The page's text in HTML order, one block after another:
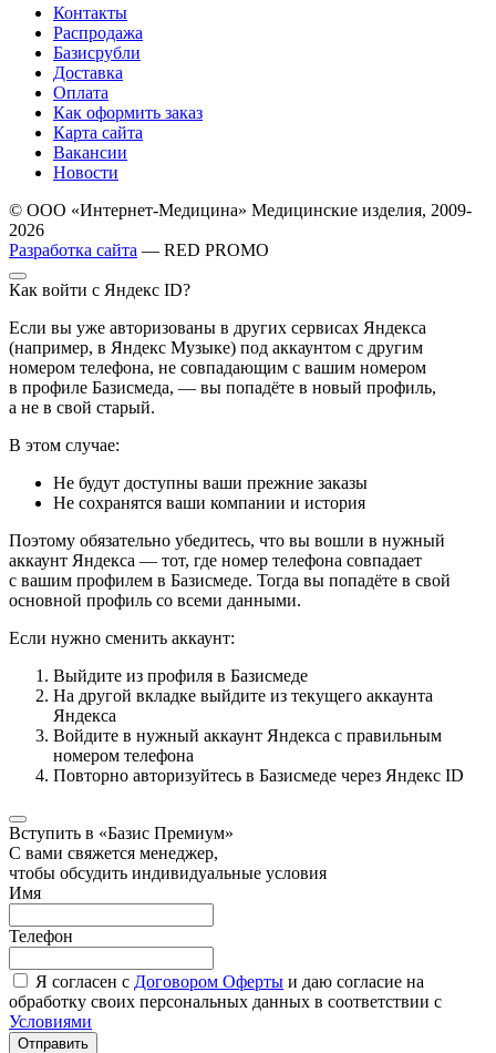
Контакты
Распродажа
Базисрубли
Доставка
Оплата
Как оформить заказ
Карта сайта
Вакансии
Новости
© ООО «Интернет-Медицина» Медицинские изделия, 2009-
2026
Разработка сайта — RED PROMO
Как войти с Яндекс ID?
Если вы уже авторизованы в других сервисах Яндекса
(например, в Яндекс Музыке) под аккаунтом с другим
номером телефона, не совпадающим с вашим номером
в профиле Базисмеда, — вы попадёте в новый профиль,
а не в свой старый.
В этом случае:
Не будут доступны ваши прежние заказы
Не сохранятся ваши компании и история
Поэтому обязательно убедитесь, что вы вошли в нужный
аккаунт Яндекса — тот, где номер телефона совпадает
с вашим профилем в Базисмеде. Тогда вы попадёте в свой
основной профиль со всеми данными.
Если нужно сменить аккаунт:
Выйдите из профиля в Базисмеде
На другой вкладке выйдите из текущего аккаунта
Яндекса
Войдите в нужный аккаунт Яндекса с правильным
номером телефона
Повторно авторизуйтесь в Базисмеде через Яндекс ID
Вступить в «Базис Премиум»
С вами свяжется менеджер,
чтобы обсудить индивидуальные условия
Имя
Телефон
Я согласен с Договором Оферты и даю согласие на
обработку своих персональных данных в соответствии с
Условиями
Отправить